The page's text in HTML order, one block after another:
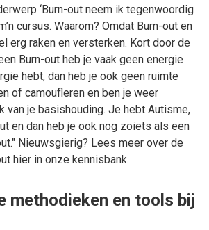
‘Burn-out neem ik tegenwoordig
cursus. Waarom? Omdat Burn-out en
erg raken en versterken. Kort door de
Burn-out heb je vaak geen energie
hebt, dan heb je ook geen ruimte
of camoufleren en ben je weer
van je basishouding. Je hebt Autisme,
en dan heb je ook nog zoiets als een
Nieuwsgierig? Lees meer over de
hier in onze kennisbank.
methodieken en tools bij